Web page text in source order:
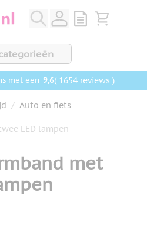
View quote,
Bekijk
met een 9,6( 1654 reviews )
/ Auto en fiets
LED lampen
met